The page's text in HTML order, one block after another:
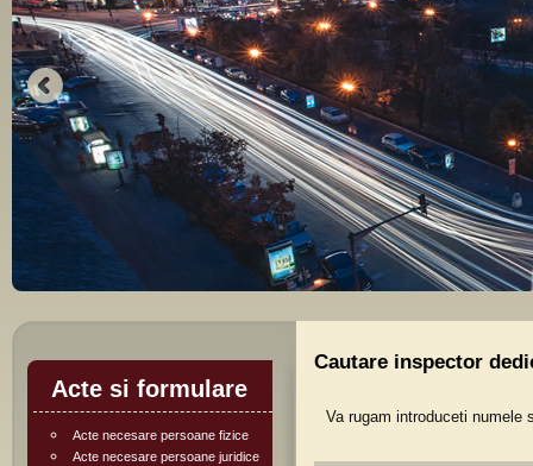
Acte si formulare
Acte necesare persoane fizice
Acte necesare persoane juridice
Cautare inspector
Va rugam introduceti numele